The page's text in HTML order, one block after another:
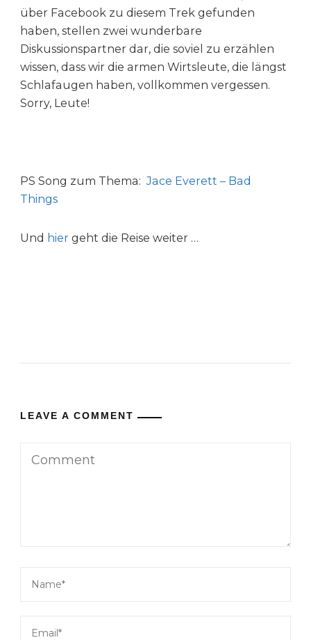
über Facebook zu diesem Trek gefunden
haben, stellen zwei wunderbare
Diskussionspartner dar, die soviel zu erzählen
wissen, dass wir die armen Wirtsleute, die längst
Schlafaugen haben, vollkommen vergessen.
Sorry, Leute!
PS Song zum Thema:Jace Everett – Bad
Things
Und hier geht die Reise weiter …
LEAVE A COMMENT